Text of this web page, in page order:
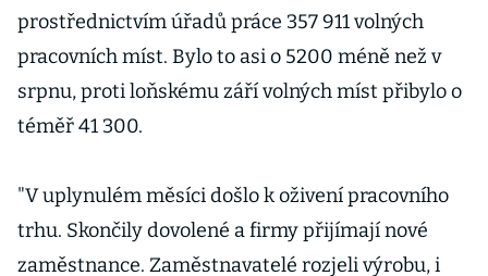
prostřednictvím úřadů práce 357 911 volných
pracovních míst. Bylo to asi o 5200 méně než v
srpnu, proti loňskému září volných míst přibylo o
téměř 41 300.
"V uplynulém měsíci došlo k oživení pracovního
trhu. Skončily dovolené a firmy přijímají nové
zaměstnance. Zaměstnavatelé rozjeli výrobu, i